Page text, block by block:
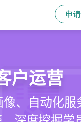
申
CRM
心，打通从引
介绍的全生
漏斗
、标准化跟
户运营
像、自动化服
与裂变
、小程序